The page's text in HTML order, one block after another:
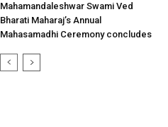
Mahamandaleshwar Swami Ved
Bharati Maharaj’s Annual
Mahasamadhi Ceremony concludes